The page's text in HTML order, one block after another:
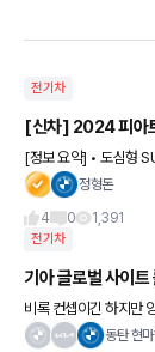
전기차
[신차] 2024 피아
[정보 요약] • 도심형 SUV • 넉넉한 실용성, 실내공간이 특징 • 10.2
5인치 인포 시스템 적
정형돈
4
0 1,391
전기차
기아 글로벌 사이
비록 컨셉이긴 하지만
요 ㅋㅋㅋ 작지도 크지도 않은. 기아 EV 시리즈도 숫자
동탄 현